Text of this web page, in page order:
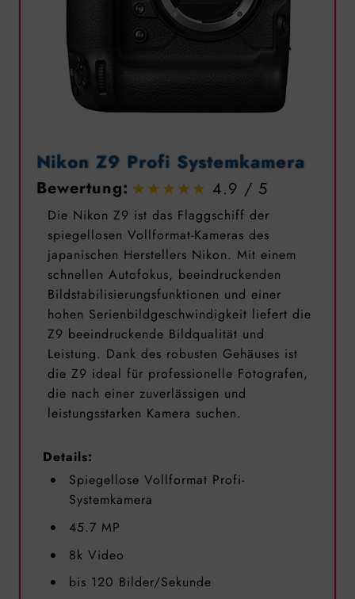
Nikon Z9 Profi Systemkamera
Bewertung: 4.9
Die Nikon Z9 ist das Flaggschiff der
spiegellosen Vollformat-Kameras des
japanischen Herstellers Nikon. Mit einem
schnellen Autofokus, beeindruckenden
Bildstabilisierungsfunktionen und einer
hohen Serienbildgeschwindigkeit liefert die
Z9 beeindruckende Bildqualität und
Leistung. Dank des robusten Gehäuses ist
die Z9 ideal für professionelle Fotografen,
die nach einer zuverlässigen und
leistungsstarken Kamera suchen.
Details:
Spiegellose Vollformat Profi-
Systemkamera
45.7 MP
8k Video
bis 120 Bilder/Sekunde